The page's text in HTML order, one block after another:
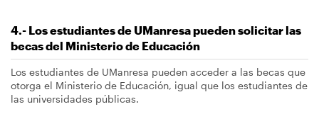
4.- Los estudiantes de UManresa pueden solicitar las
becas del Ministerio de Educación
Los estudiantes de UManresa pueden acceder a las becas que
otorga el Ministerio de Educación, igual que los estudiantes de
las universidades públicas.